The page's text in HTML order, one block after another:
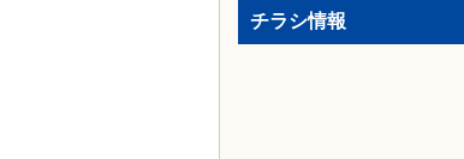
チラシ情報